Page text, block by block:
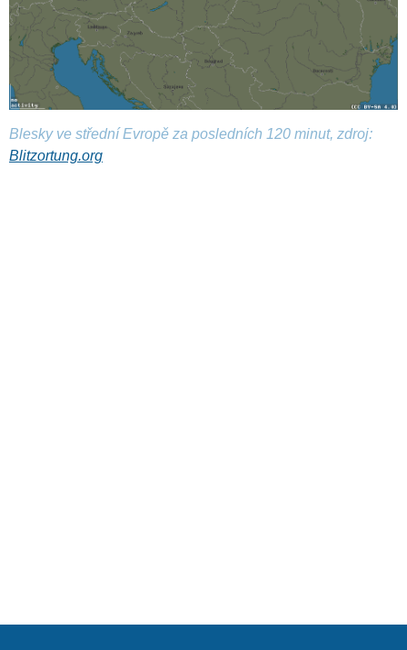
Blesky ve střední Evropě za posledních 120 minut, zdroj:
Blitzortung.org